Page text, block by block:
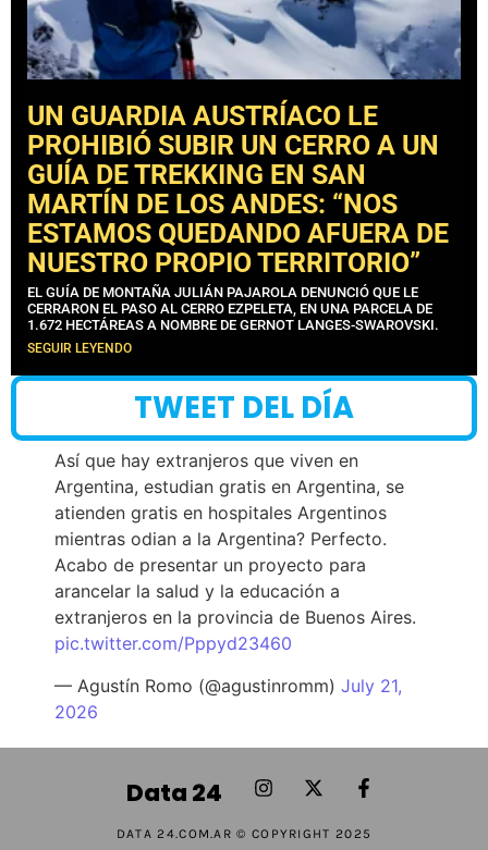
UN GUARDIA AUSTRÍACO LE
PROHIBIÓ SUBIR UN CERRO A UN
GUÍA DE TREKKING EN SAN
MARTÍN DE LOS ANDES: “NOS
ESTAMOS QUEDANDO AFUERA DE
NUESTRO PROPIO TERRITORIO”
EL GUÍA DE MONTAÑA JULIÁN PAJAROLA DENUNCIÓ QUE LE
CERRARON EL PASO AL CERRO EZPELETA, EN UNA PARCELA DE
1.672 HECTÁREAS A NOMBRE DE GERNOT LANGES-SWAROVSKI.
SEGUIR LEYENDO
TWEET DEL DÍA
Así que hay extranjeros que viven en
Argentina, estudian gratis en Argentina, se
atienden gratis en hospitales Argentinos
mientras odian a la Argentina? Perfecto.
Acabo de presentar un proyecto para
arancelar la salud y la educación a
extranjeros en la provincia de Buenos Aires.
pic.twitter.com/Pppyd23460
— Agustín Romo (@agustinromm) July 21,
2026
Data 24
DATA 24.COM.AR © COPYRIGHT 2025